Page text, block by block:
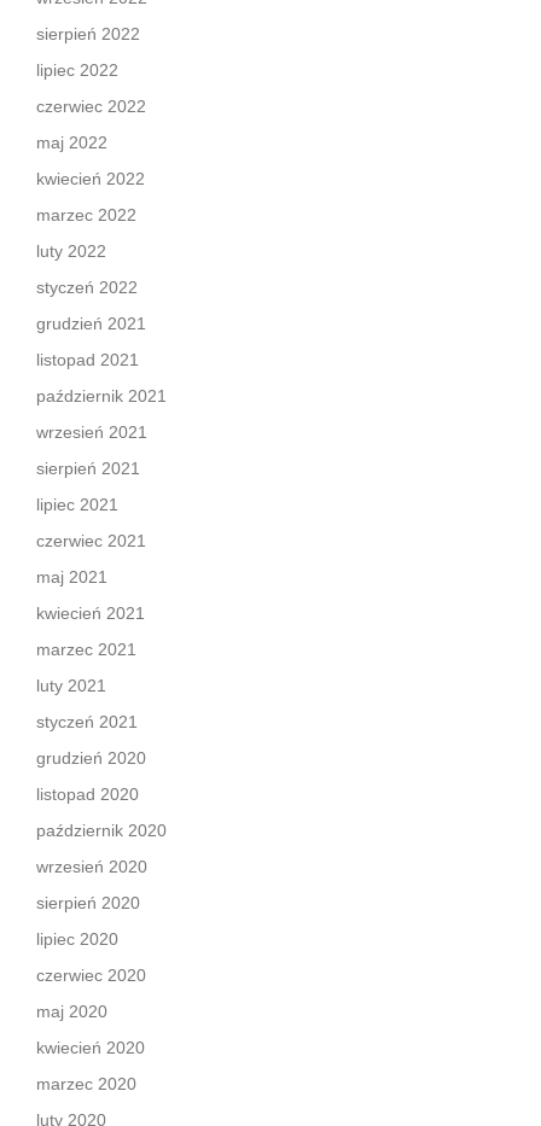
sierpień 2022
lipiec 2022
czerwiec 2022
maj 2022
kwiecień 2022
marzec 2022
luty 2022
styczeń 2022
grudzień 2021
listopad 2021
październik 2021
wrzesień 2021
sierpień 2021
lipiec 2021
czerwiec 2021
maj 2021
kwiecień 2021
marzec 2021
luty 2021
styczeń 2021
grudzień 2020
listopad 2020
październik 2020
wrzesień 2020
sierpień 2020
lipiec 2020
czerwiec 2020
maj 2020
kwiecień 2020
marzec 2020
luty 2020